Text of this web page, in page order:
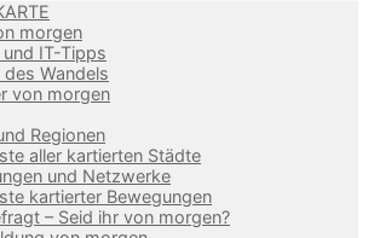
morgen
IT-Tipps
des Wandels
von morgen
Regionen
aller kartierten Städte
und Netzwerke
kartierter Bewegungen
– Seid ihr von morgen?